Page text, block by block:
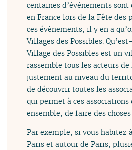
centaines d’événements
en France lors de la Fête des
ces évènements, il y en a
Villages des Possibles.
Village des Possibles est un
rassemble tous les acteurs
justement au niveau du
de découvrir toutes les
qui permet à ces
ensemble, de faire des
Par exemple, si vous habitez
Paris et autour de Paris,